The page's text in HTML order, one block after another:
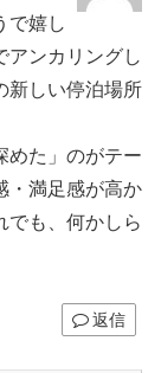
で嬉し
ンカリングし
新しい停泊場所
めた」のがテー
・満足感が高か
でも、何かしら
返信